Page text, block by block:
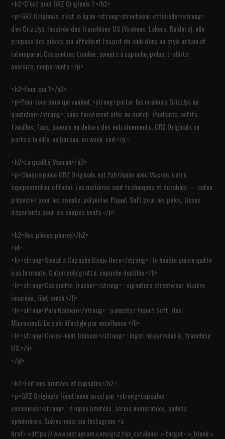
<h2>C’est quoi GRZ Originals ?</h2>
<p>GRZ Originals, c’est la ligne <strong>streetwear officielle</strong>
des Grizzlys. Inspirée des franchises US (Yankees, Lakers, Raiders), elle
propose des pièces qui affichent l’esprit du club dans un style urbain et
intemporel. Casquettes trucker, sweats à capuche, polos, t-shirts
oversize, coupe-vents.</p>
<h2>Pour qui ?</h2>
<p>Pour tous ceux qui veulent <strong>porter les couleurs Grizzlys au
quotidien</strong>, sans forcément aller au match. Étudiants, actifs,
familles, fans, joueurs en dehors des entraînements. GRZ Originals se
porte à la ville, au bureau, en week-end.</p>
<h2>La qualité Macron</h2>
<p>Chaque pièce GRZ Originals est fabriquée avec Macron, notre
équipementier officiel. Les matières sont techniques et durables — coton
polyester pour les sweats, polyester Piquet Soft pour les polos, tissus
déperlants pour les coupes-vents.</p>
<h2>Nos pièces phares</h2>
<ul>
<li><strong>Sweat à Capuche Banjo Hero</strong> : le hoodie qui ne quitte
pas la meute. Coton poly gratté, capuche doublée.</li>
<li><strong>Casquette Trucker</strong> : signature streetwear. Visière
incurvée, filet mesh.</li>
<li><strong>Polo Baldwin</strong> : polyester Piquet Soft, dos
Micromesh. Le polo lifestyle par excellence.</li>
<li><strong>Coupe-Vent Unisexe</strong> : léger, imperméable, franchise
US.</li>
</ul>
<h2>Éditions limitées et capsules</h2>
<p>GRZ Originals fonctionne aussi par <strong>capsules
exclusives</strong> : dropes limitées, séries numérotées, collabs
éphémères. Suivez-nous sur Instagram <a
href= »https://www.instagram.com/grizzlys_catalans/ » target= »_blank »